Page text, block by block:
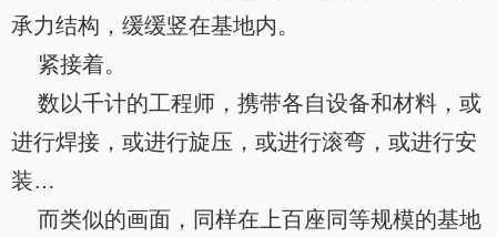
承力结构，缓缓竖在基地内。
紧接着。
数以千计的工程师，携带各自设备和材料，或
进行焊接，或进行旋压，或进行滚弯，或进行安
装…
而类似的画面，同样在上百座同等规模的基地